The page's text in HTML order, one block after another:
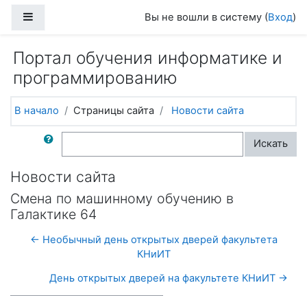
Вы не вошли в систему (Вход)
Портал обучения информатике и
программированию
В начало Страницы сайта Новости сайта
Поиск по форумам Искать
Новости сайта
Смена по машинному обучению в
Галактике 64
← Необычный день открытых дверей факультета
КНиИТ
День открытых дверей на факультете КНиИТ →